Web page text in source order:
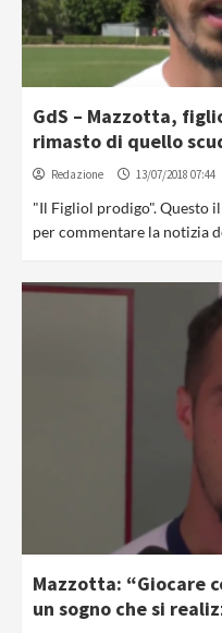
GdS – Mazzotta,
rimasto di quello
Redazione 13/07/2018 07:44
"Il Figliol prodigo". Questo
per commentare la notizia
Mazzotta: “Giocare
un sogno che si